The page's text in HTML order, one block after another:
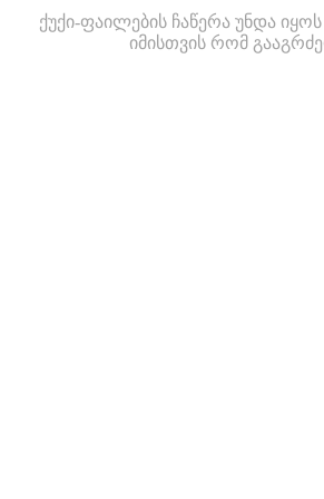
ქუქი-ფაილების ჩაწერა უნდა
იმისთვის რომ